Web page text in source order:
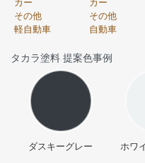
カー カー
その他
軽自動車
その他
自動車
タカラ塗料 提案色事例
ダスキーグレー ホワ